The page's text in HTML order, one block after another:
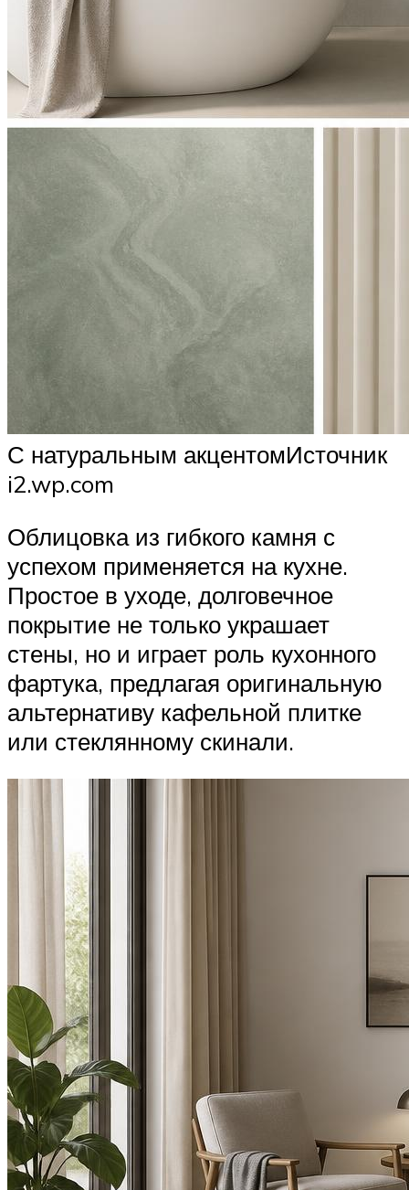
С натуральным акцентомИсточник
i2.wp.com
Облицовка из гибкого камня с
успехом применяется на кухне.
Простое в уходе, долговечное
покрытие не только украшает
стены, но и играет роль кухонного
фартука, предлагая оригинальную
альтернативу кафельной плитке
или стеклянному скинали.